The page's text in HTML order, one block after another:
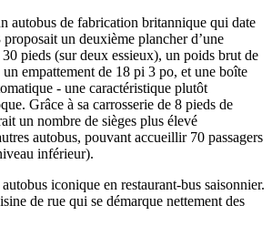
autobus de fabrication britannique qui date
un deuxième plancher d’une
pieds (sur deux essieux), un poids brut de
empattement de 18 pi 3 po, et une boîte
- une caractéristique plutôt
Grâce à sa carrosserie de 8 pieds de
un nombre de sièges plus élevé
autobus, pouvant accueillir 70 passagers
inférieur).
iconique en restaurant-bus saisonnier.
de rue qui se démarque nettement des